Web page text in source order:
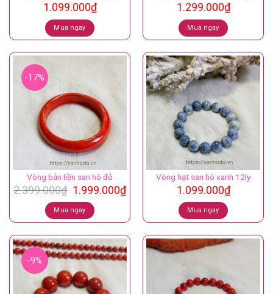
1.099.000₫
Mua ngay
1.299.000₫
Mua ngay
-17%
Vòng bản liền san hô đỏ
2.399.000₫ Giá
gốc
là:
2.399.000₫.
1.999.000₫Giá
hiện
là:
1.999.000₫.
Mua ngay
Vòng hạt san hô xanh 12ly
1.099.000₫
Mua ngay
-9%